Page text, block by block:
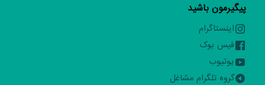
پیگیرمون باشید
اینستاگرام
فیس بوک
یوتیوب
گروه تلگرام مشاغل